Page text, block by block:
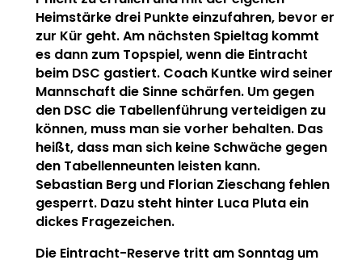
Heimstärke drei Punkte einzufahren, bevor er
zur Kür geht. Am nächsten Spieltag kommt
es dann zum Topspiel, wenn die Eintracht
beim DSC gastiert. Coach Kuntke wird seiner
Mannschaft die Sinne schärfen. Um gegen
den DSC die Tabellenführung verteidigen zu
können, muss man sie vorher behalten. Das
heißt, dass man sich keine Schwäche gegen
den Tabellenneunten leisten kann.
Sebastian Berg und Florian Zieschang fehlen
gesperrt. Dazu steht hinter Luca Pluta ein
dickes Fragezeichen.
Die Eintracht-Reserve tritt am Sonntag um